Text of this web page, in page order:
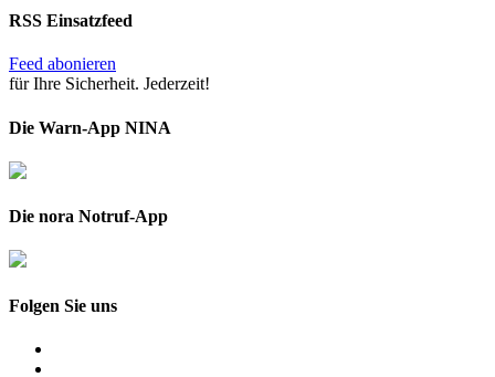
RSS Einsatzfeed
Feed abonieren
für Ihre Sicherheit. Jederzeit!
Die Warn-App NINA
Die nora Notruf-App
Folgen Sie uns